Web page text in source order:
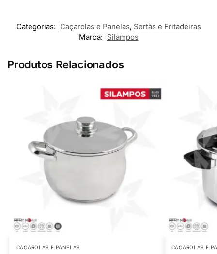
Categorias: Caçarolas e Panelas, Sertãs e Fritadeiras
Marca: Silampos
Produtos Relacionados
CAÇAROLAS E PANELAS CAÇAROLAS E